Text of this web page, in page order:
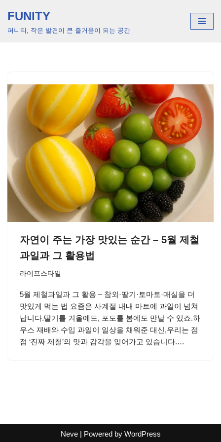
콘
너
뛰
기
FUNITY
퍼니티, 작은 발견이 큰 즐거움이 되는 공간
자연이 주는 가장 맛있는 순간 – 5월 제철
과일과 그 활용법
라이프스타일
5월 제철과일과 그 활용 – 참외·딸기·토마토·매실을 더
맛있게 먹는 법 요즘은 사계절 내내 마트에 과일이 넘쳐
납니다.딸기를 겨울에도, 포도를 봄에도 만날 수 있죠.하
우스 재배와 수입 과일이 일상을 채워준 대신,우리는 점
점 ‘진짜 제철’의 맛과 감각을 잊어가고 있습니다.…
Neve| Powered by WordPress